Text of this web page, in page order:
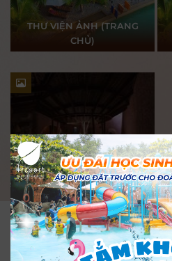
THƯ VIỆN ẢNH (TRANG
CHỦ)
NINE SPA